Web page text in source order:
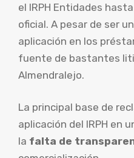
el IRPH Entidades
oficial. A pesar de ser
aplicación en los
fuente de bastantes
Almendralejo.
La principal base de
aplicación del IRPH en
la falta de